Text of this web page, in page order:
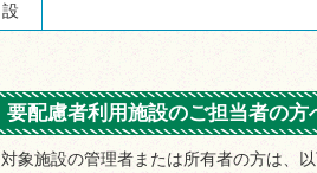
設
要配慮者利用施設のご担当者の方
対象施設の管理者または所有者の方は、